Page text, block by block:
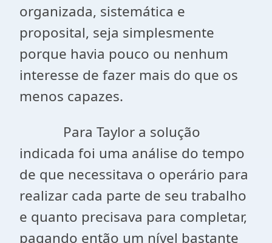
organizada, sistemática e
proposital, seja simplesmente
porque havia pouco ou nenhum
interesse de fazer mais do que os
menos capazes.
Para Taylor a solução
indicada foi uma análise do tempo
de que necessitava o operário para
realizar cada parte de seu trabalho
e quanto precisava para completar,
pagando então um nível bastante